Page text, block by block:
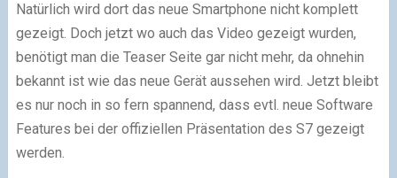
Natürlich wird dort das neue Smartphone nicht komplett
gezeigt. Doch jetzt wo auch das Video gezeigt wurden,
benötigt man die Teaser Seite gar nicht mehr, da ohnehin
bekannt ist wie das neue Gerät aussehen wird. Jetzt bleibt
es nur noch in so fern spannend, dass evtl. neue Software
Features bei der offiziellen Präsentation des S7 gezeigt
werden.